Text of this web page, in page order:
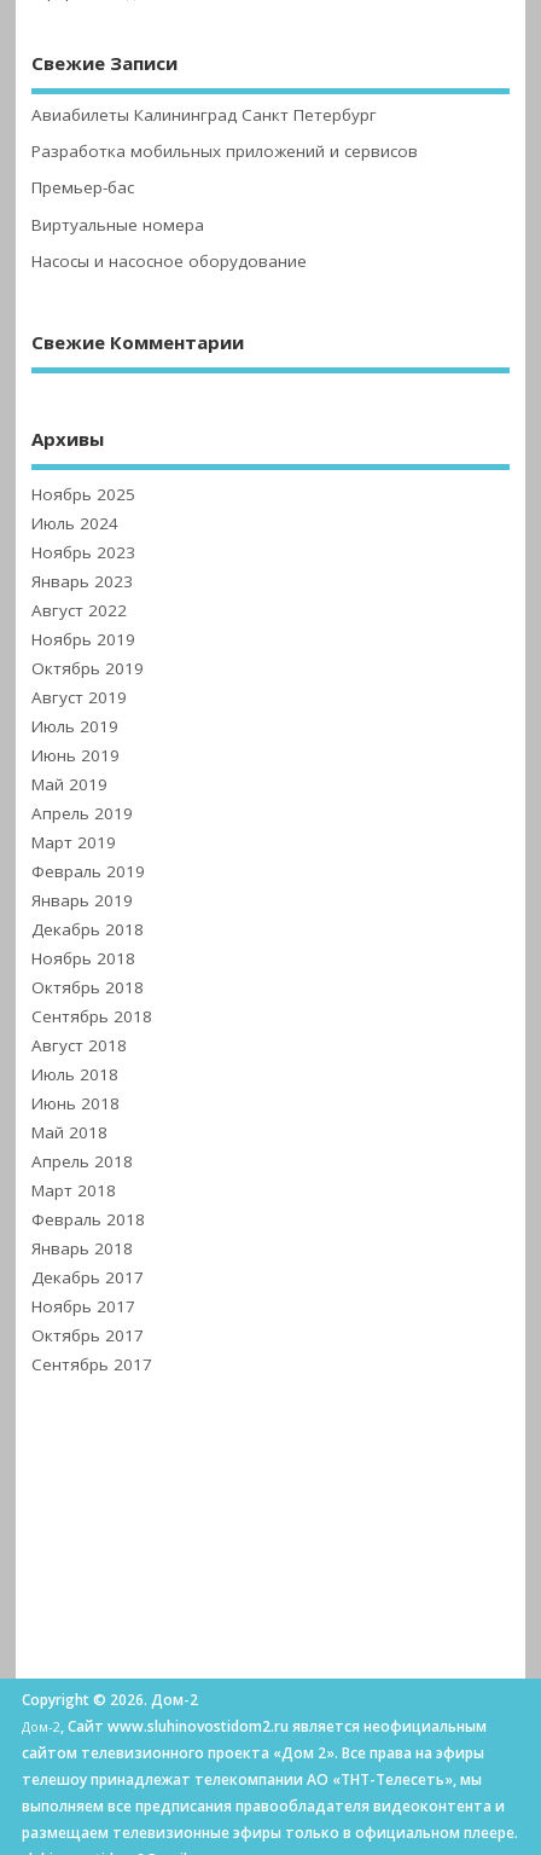
Свежие Записи
Авиабилеты Калининград Санкт Петербург
Разработка мобильных приложений и сервисов
Премьер-бас
Виртуальные номера
Насосы и насосное оборудование
Свежие Комментарии
Архивы
Ноябрь 2025
Июль 2024
Ноябрь 2023
Январь 2023
Август 2022
Ноябрь 2019
Октябрь 2019
Август 2019
Июль 2019
Июнь 2019
Май 2019
Апрель 2019
Март 2019
Февраль 2019
Январь 2019
Декабрь 2018
Ноябрь 2018
Октябрь 2018
Сентябрь 2018
Август 2018
Июль 2018
Июнь 2018
Май 2018
Апрель 2018
Март 2018
Февраль 2018
Январь 2018
Декабрь 2017
Ноябрь 2017
Октябрь 2017
Сентябрь 2017
Copyright © 2026. Дом-2
Дом-2, Сайт www.sluhinovostidom2.ru является неофициальным
сайтом телевизионного проекта «Дом 2». Все права на эфиры
телешоу принадлежат телекомпании АО «ТНТ-Телесеть», мы
выполняем все предписания правообладателя видеоконтента и
размещаем телевизионные эфиры только в официальном плеере.